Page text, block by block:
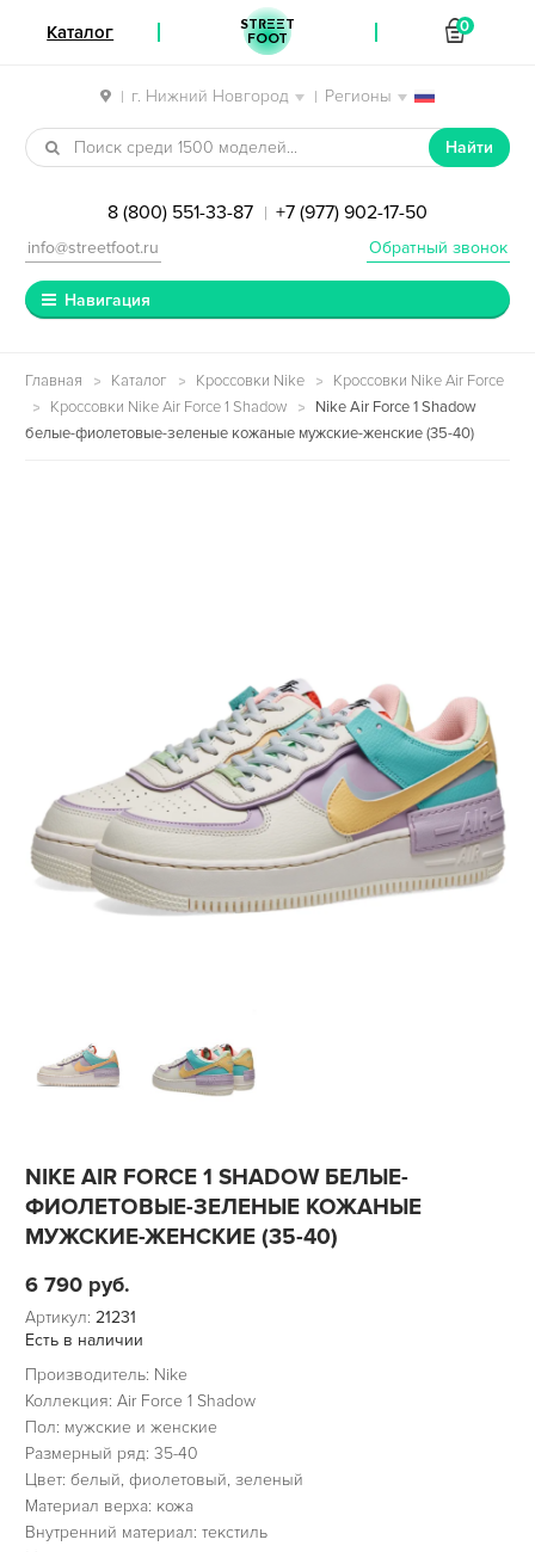
| г. Нижний Новгород | Регионы
Перейти к навигации
Перейти к содержимому
Найти
8 (800) 551-33-87 | +7 (977) 902-17-50
Обратный звонок
info@streetfoot.ru
Навигация
Главная Каталог Кроссовки Nike
Кроссовки Nike Air Force
Кроссовки Nike Air Force 1 Shadow
Nike Air Force 1 Shadow
белые-фиолетовые-зеленые кожаные мужские-женские (35-40)
NIKE AIR FORCE 1 SHADOW БЕЛЫЕ-
ФИОЛЕТОВЫЕ-ЗЕЛЕНЫЕ КОЖАНЫЕ
МУЖСКИЕ-ЖЕНСКИЕ (35-40)
6 790 руб.
Артикул: 21231
Есть в наличии
Производитель: Nike
Коллекция: Air Force 1 Shadow
Пол: мужские и женские
Размерный ряд: 35-40
Цвет: белый, фиолетовый, зеленый
Материал верха: кожа
Внутренний материал: текстиль
Каталог STREET
FOOT
0